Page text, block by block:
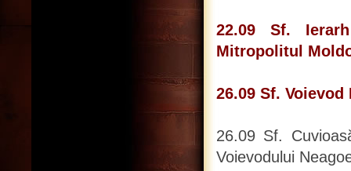
22.09 Sf.
Mitropolitul
26.09 Sf. Voievod
26.09 Sf.
Voievodului